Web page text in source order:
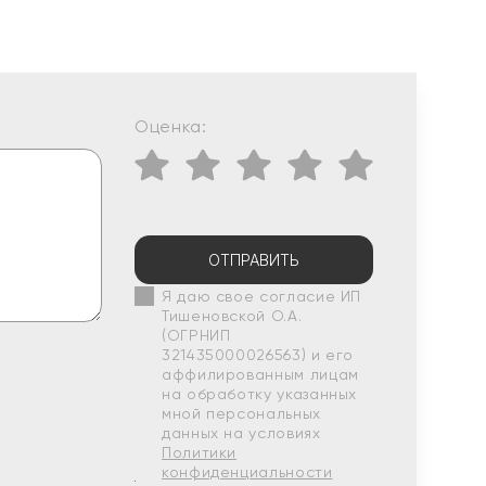
Оценка:
ОТПРАВИТЬ
Я даю свое согласие ИП
Тишеновской О.А.
(ОГРНИП
321435000026563) и его
аффилированным лицам
на обработку указанных
мной персональных
данных на условиях
Политики
конфиденциальности